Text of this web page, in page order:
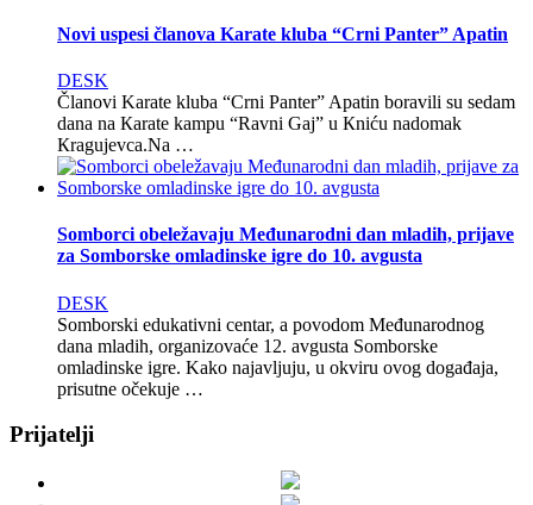
Novi uspesi članova Karate kluba “Crni Panter” Apatin
DESK
Članovi Karate kluba “Crni Panter” Apatin boravili su sedam
dana na Кarate kampu “Ravni Gaj” u Кniću nadomak
Кragujevca.Na …
Somborci obeležavaju Međunarodni dan mladih, prijave
za Somborske omladinske igre do 10. avgusta
DESK
Somborski edukativni centar, a povodom Međunarodnog
dana mladih, organizovaće 12. avgusta Somborske
omladinske igre. Kako najavljuju, u okviru ovog događaja,
prisutne očekuje …
Prijatelji